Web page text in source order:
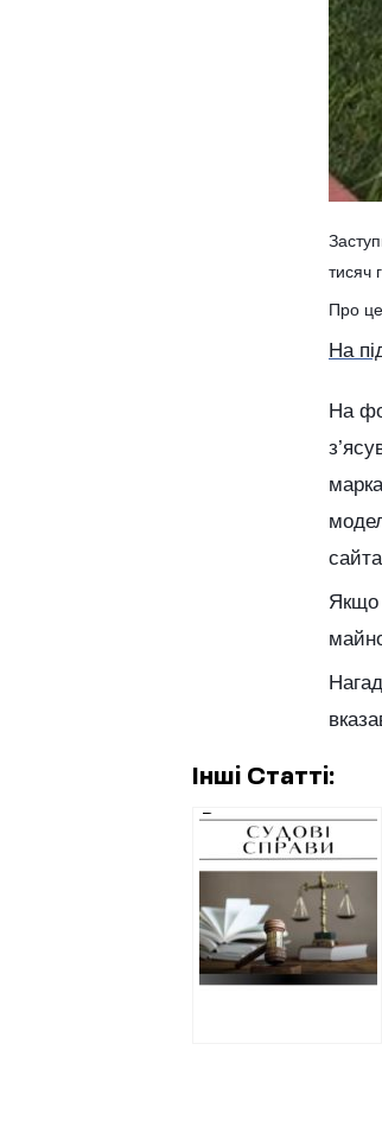
тисяч
Про
На
На
Якщо
Інші Статті:
Вироки за
колабораціонізм:
проблеми з
кваліфікацією та
співмірністю
покарання